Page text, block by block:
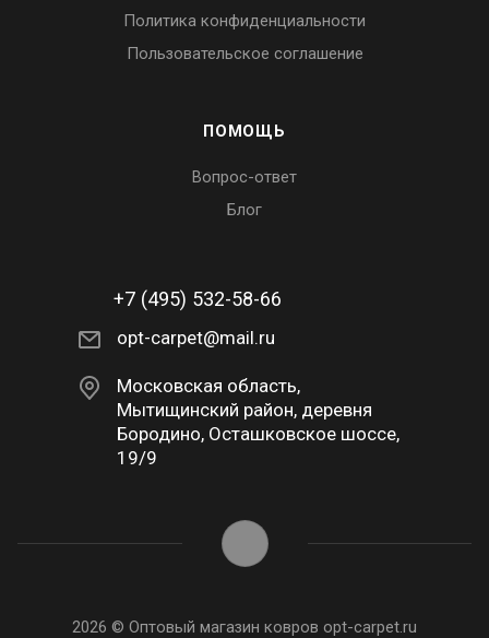
Политика конфиденциальности
Пользовательское соглашение
ПОМОЩЬ
Вопрос-ответ
Блог
+7 (495) 532-58-66
opt-carpet@mail.ru
Московская область,
Мытищинский район, деревня
Бородино, Осташковское шоссе,
19/9
2026 © Оптовый магазин ковров opt-carpet.ru